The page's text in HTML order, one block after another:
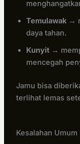
Temulawak→
daya tahan.
Kunyit→
mencegah
Jamu bisa
terlihat lemas
Kesalahan